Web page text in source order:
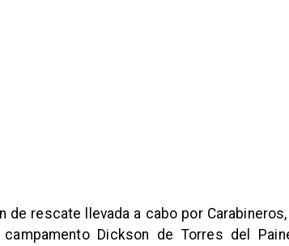
de rescate llevada a cabo por
Dickson de Torres del